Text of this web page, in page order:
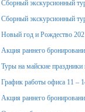
Сборный экскурсионный
Сборный экскурсионный
Новый год и Рождество
Акция раннего
Туры на майские
График работы офиса 11 –
Акция раннего